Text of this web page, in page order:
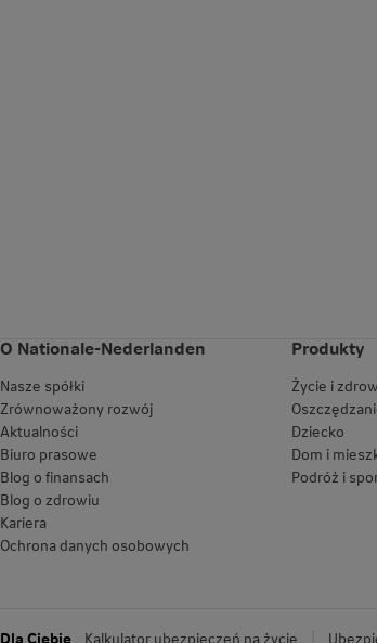
O Nationale-Nederlanden
Nasze spółki
Zrównoważony rozwój
Aktualności
Biuro prasowe
Blog o finansach
Blog o zdrowiu
Kariera
Ochrona danych osobowych
Produkty
Życie i
Dziecko
Dom i
Podróż i
Dla Ciebie Kalkulator ubezpieczeń na życie